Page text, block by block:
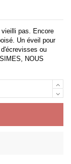
vieilli pas. Encore
Un éveil pour
ou
NOUS